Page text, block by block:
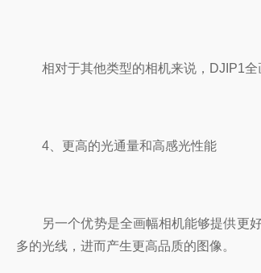
相对于其他类型的相机来说，DJIP1全
4、更高的光通量和高感光性能
另一个优势是全画幅相机能够提供更好
多的光线，进而产生更高品质的图像。